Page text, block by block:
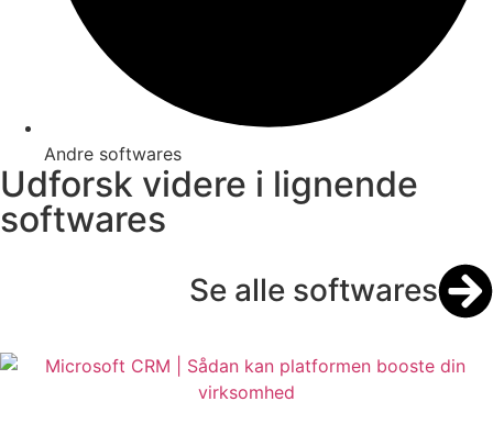
Andre softwares
Udforsk videre i lignende
softwares
Se alle softwares